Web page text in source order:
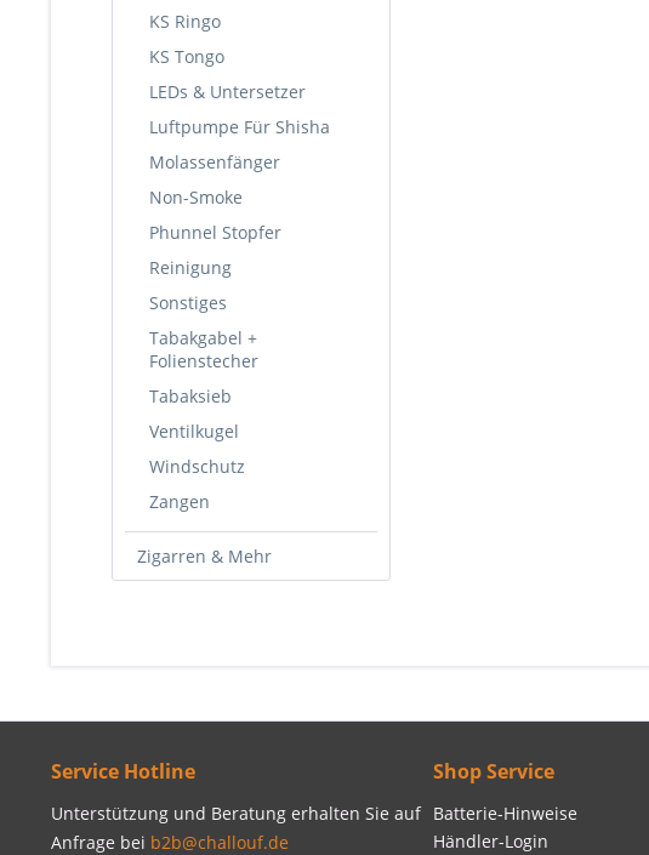
KS Ringo
KS Tongo
LEDs & Untersetzer
Luftpumpe Für Shisha
Molassenfänger
Non-Smoke
Phunnel Stopfer
Reinigung
Sonstiges
Tabakgabel +
Folienstecher
Tabaksieb
Ventilkugel
Windschutz
Zangen
Zigarren & Mehr
Service Hotline
Unterstützung und Beratung erhalten Sie auf
Anfrage bei b2b@challouf.de
Shop Service
Batterie-Hinweise
Händler-Login